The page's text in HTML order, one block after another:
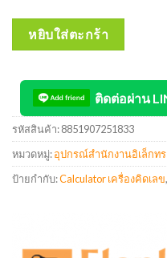
หยิบใส่ตะกร้า
ติดต่อผ่าน
รหัสสินค้า:8851907251833
หมวดหมู่:อุปกรณ์สำนักงานอิเล็กท
ป้ายกำกับ:Calculator เครื่องคิดเลข,